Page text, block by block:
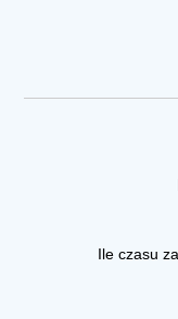
Ile czasu